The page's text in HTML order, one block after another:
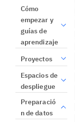
Cómo
empezar y
guías de
aprendizaje
Proyectos
Espacios de
despliegue
Preparació
n de datos